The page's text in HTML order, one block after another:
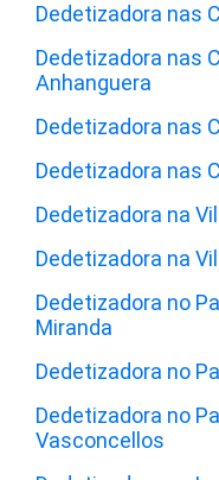
Dedetizadora nas
Dedetizadora nas
Anhanguera
Dedetizadora nas
Dedetizadora nas
Dedetizadora na
Dedetizadora na
Dedetizadora no
Miranda
Dedetizadora no
Dedetizadora no
Vasconcellos